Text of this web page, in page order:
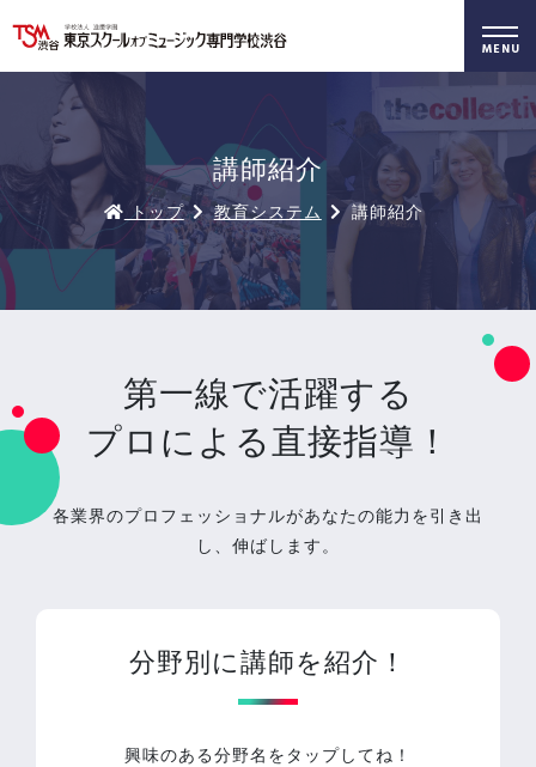
学科・専攻 資料請求 オープンキャンパス
講師紹介
トップ 教育システム 講師紹介
第一線で活躍する
プロによる直接指導！
各業界のプロフェッショナルがあなたの能力を引き出
し、伸ばします。
分野別に講師を紹介！
興味のある分野名を タップしてね！